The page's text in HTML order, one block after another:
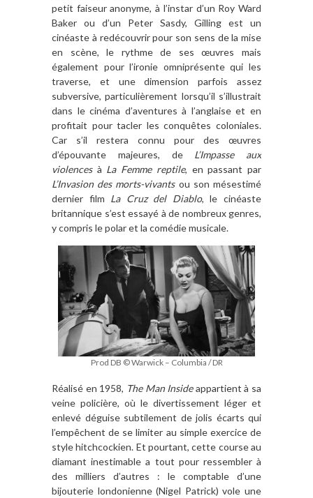
petit faiseur anonyme, à l’instar d’un Roy Ward
Baker ou d’un Peter Sasdy, Gilling est un
cinéaste à redécouvrir pour son sens de la mise
en scène, le rythme de ses œuvres mais
également pour l’ironie omniprésente qui les
traverse, et une dimension parfois assez
subversive, particulièrement lorsqu’il s’illustrait
dans le cinéma d’aventures à l’anglaise et en
profitait pour tacler les conquêtes coloniales.
Car s’il restera connu pour des œuvres
d’épouvante majeures, de L’Impasse aux
violencesà La Femme reptile, en passant par
L’Invasion des morts-vivantsou son mésestimé
dernier film La Cruz del Diablo, le cinéaste
britannique s’est essayé à de nombreux genres,
y compris le polar et la comédie musicale.
Prod DB © Warwick – Columbia / DR
Réalisé en 1958, The Man Insideappartient à sa
veine policière, où le divertissement léger et
enlevé déguise subtilement de jolis écarts qui
l’empêchent de se limiter au simple exercice de
style hitchcockien. Et pourtant, cette course au
diamant inestimable a tout pour ressembler à
des milliers d’autres : le comptable d’une
bijouterie londonienne (Nigel Patrick) vole une